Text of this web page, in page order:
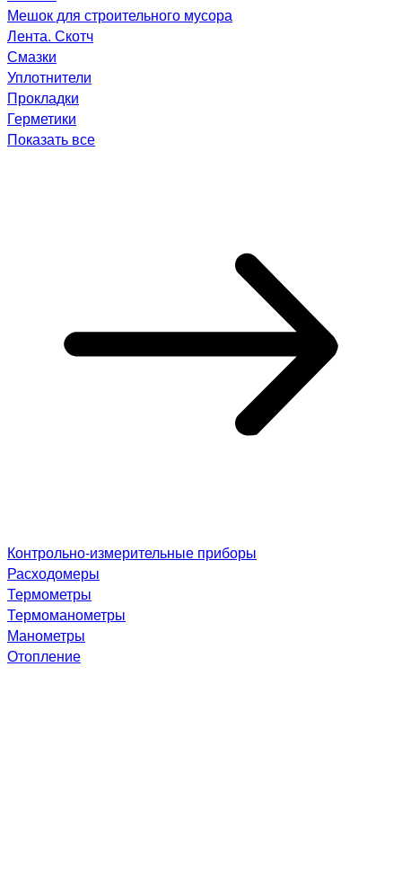
Мешок для строительного мусора
Лента. Скотч
Смазки
Уплотнители
Прокладки
Герметики
Показать все
Контрольно-измерительные приборы
Расходомеры
Термометры
Термоманометры
Манометры
Отопление